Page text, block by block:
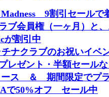
9割引セールで
ブ会員権（一ヶ月）と
が割引中
ナクラブのお祝いイ
レゼント・半額セール
ース ＆ 期間限定でプ
で50%オフ セール中